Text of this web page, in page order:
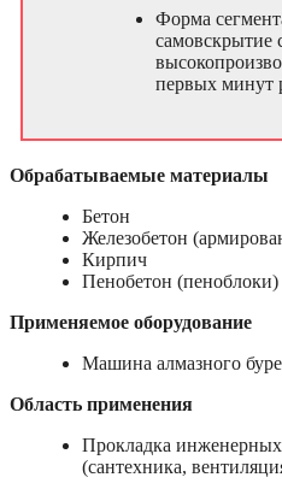
Форма
самовскрытие
первых минут
Обрабатываемые материалы
Бетон
Железобетон
Кирпич
Пенобетон (пеноблоки)
Применяемое оборудование
Машина алмазного
Область применения
Прокладка
(сантехника,